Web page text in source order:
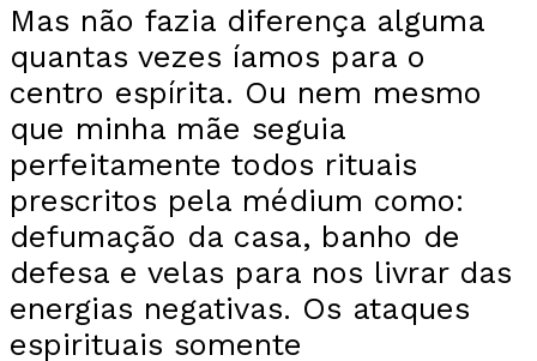
Mas não fazia diferença alguma
quantas vezes íamos para o
centro espírita. Ou nem mesmo
que minha mãe seguia
perfeitamente todos rituais
prescritos pela médium como:
defumação da casa, banho de
defesa e velas para nos livrar das
energias negativas. Os ataques
espirituais somente